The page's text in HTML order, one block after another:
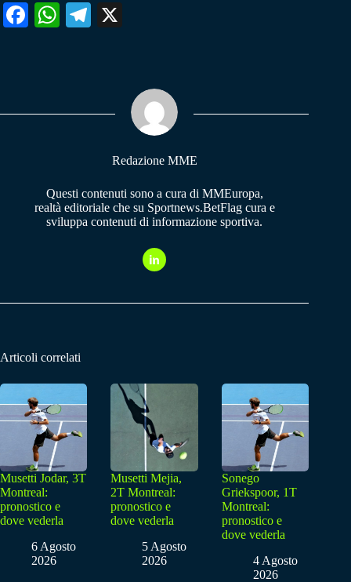
Fa W
pp
Te
m
Redazione MME
Questi contenuti sono a cura di MMEuropa,
realtà editoriale che su Sportnews.BetFlag cura e
sviluppa contenuti di informazione sportiva.
Articoli correlati
Musetti Jodar, 3T
Montreal:
pronostico e
dove vederla
6 Agosto
2026
Musetti Mejia,
2T Montreal:
pronostico e
dove vederla
5 Agosto
2026
Sonego
Griekspoor, 1T
Montreal:
pronostico e
dove vederla
4 Agosto
2026